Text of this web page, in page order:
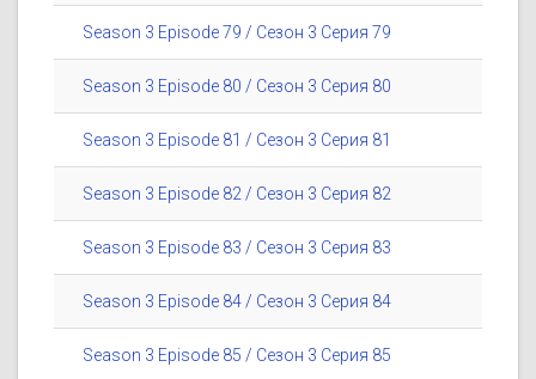
Season 3 Episode 79 / Сезон 3 Серия 79
Season 3 Episode 80 / Сезон 3 Серия 80
Season 3 Episode 81 / Сезон 3 Серия 81
Season 3 Episode 82 / Сезон 3 Серия 82
Season 3 Episode 83 / Сезон 3 Серия 83
Season 3 Episode 84 / Сезон 3 Серия 84
Season 3 Episode 85 / Сезон 3 Серия 85